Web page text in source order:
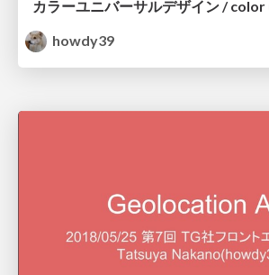
howdy39